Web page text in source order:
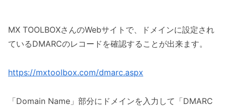
MX TOOLBOXさんのWebサイトで、ドメインに設定され
ているDMARCのレコードを確認することが出来ます。
https://mxtoolbox.com/dmarc.aspx
「Domain Name」部分にドメインを入力して「DMARC